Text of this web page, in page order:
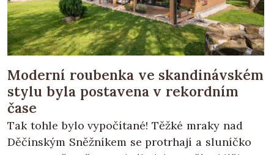
Moderní roubenka ve skandinávském
stylu byla postavena v rekordním
čase
Tak tohle bylo vypočítané! Těžké mraky nad
Děčínským Sněžníkem se protrhají a sluníčko